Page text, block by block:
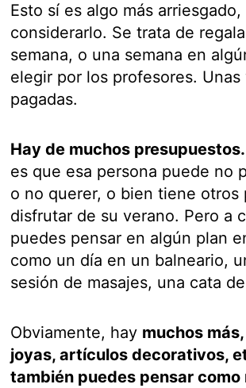
Esto sí es algo más
considerarlo. Se trata de
semana, o una semana en
elegir por los profesores. Unas
pagadas.
Hay de muchos presupuestos.
es que esa persona puede no
o no querer, o bien tiene otros
disfrutar de su verano. Pero a
puedes pensar en algún plan
como un día en un balneario,
sesión de masajes, una cata
Obviamente, hay muchos
joyas, artículos decorativos,
también puedes pensar como